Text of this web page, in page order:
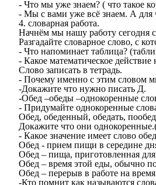
- Что мы уже знаем? ( что такое
- Мы с вами уже всё знаем. А для
4. словарная работа.
Начнём мы нашу работу сегодня
Разгадайте словарное слово, с
- Что напоминает таблица?
- Какое математическое
Слово записать в тетрадь.
- Почему именно с этим словом
-Докажите что нужно писать Д.
-Обед –обеды –однокоренные
- Придумайте однокоренные
Обед, обеденный, обедать,
Докажите что они
- Какое значение имеет слово
Обед - прием пищи в середине
Обед – пища, приготовленная
Обед – время этой еды, обычно
Обед – перерыв в работе на
-Кто помнит как называются